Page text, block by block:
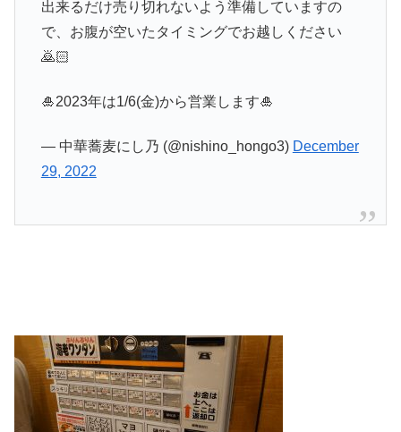
出来るだけ売り切れないよう準備していますの
で、お腹が空いたタイミングでお越しください
🙇🏻
🎍2023年は1/6(金)から営業します🎍
— 中華蕎麦にし乃 (@nishino_hongo3) December
29, 2022